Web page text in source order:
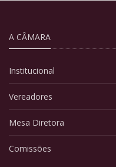
A CÂMARA
Institucional
Vereadores
Mesa Diretora
Comissões